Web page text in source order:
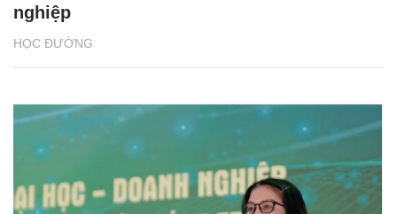
HỌC ĐƯỜNG
nghiệp